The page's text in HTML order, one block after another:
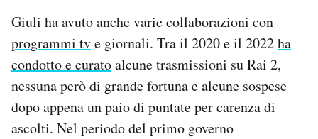
Giuli ha avuto anche varie collaborazioni con
programmi tve giornali. Tra il 2020 e il 2022ha
condotto e curatoalcune trasmissioni su Rai 2,
nessuna però di grande fortuna e alcune sospese
dopo appena un paio di puntate per carenza di
ascolti. Nel periodo del primo governo